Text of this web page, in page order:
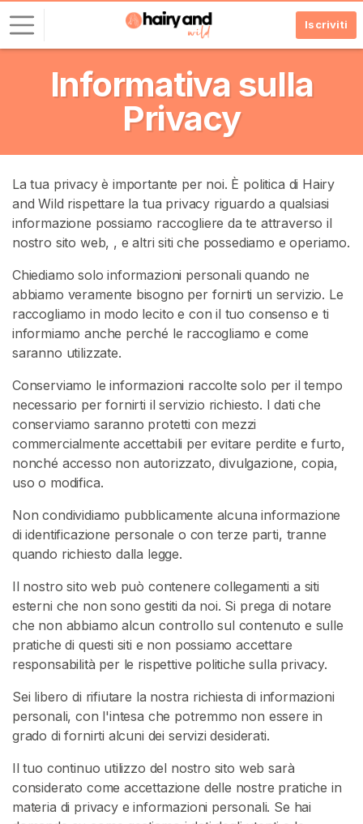
Iscriviti
Informativa sulla
Privacy
La tua privacy è importante per noi. È politica di Hairy
and Wild rispettare la tua privacy riguardo a qualsiasi
informazione possiamo raccogliere da te attraverso il
nostro sito web, , e altri siti che possediamo e operiamo.
Chiediamo solo informazioni personali quando ne
abbiamo veramente bisogno per fornirti un servizio. Le
raccogliamo in modo lecito e con il tuo consenso e ti
informiamo anche perché le raccogliamo e come
saranno utilizzate.
Conserviamo le informazioni raccolte solo per il tempo
necessario per fornirti il servizio richiesto. I dati che
conserviamo saranno protetti con mezzi
commercialmente accettabili per evitare perdite e furto,
nonché accesso non autorizzato, divulgazione, copia,
uso o modifica.
Non condividiamo pubblicamente alcuna informazione
di identificazione personale o con terze parti, tranne
quando richiesto dalla legge.
Il nostro sito web può contenere collegamenti a siti
esterni che non sono gestiti da noi. Si prega di notare
che non abbiamo alcun controllo sul contenuto e sulle
pratiche di questi siti e non possiamo accettare
responsabilità per le rispettive politiche sulla privacy.
Sei libero di rifiutare la nostra richiesta di informazioni
personali, con l'intesa che potremmo non essere in
grado di fornirti alcuni dei servizi desiderati.
Il tuo continuo utilizzo del nostro sito web sarà
considerato come accettazione delle nostre pratiche in
materia di privacy e informazioni personali. Se hai
c
d
I
S
C
I
V
I
T
I
G
R
T
I
>
H
m
e
E
s
p
l
o
r
V
e
n
d
i